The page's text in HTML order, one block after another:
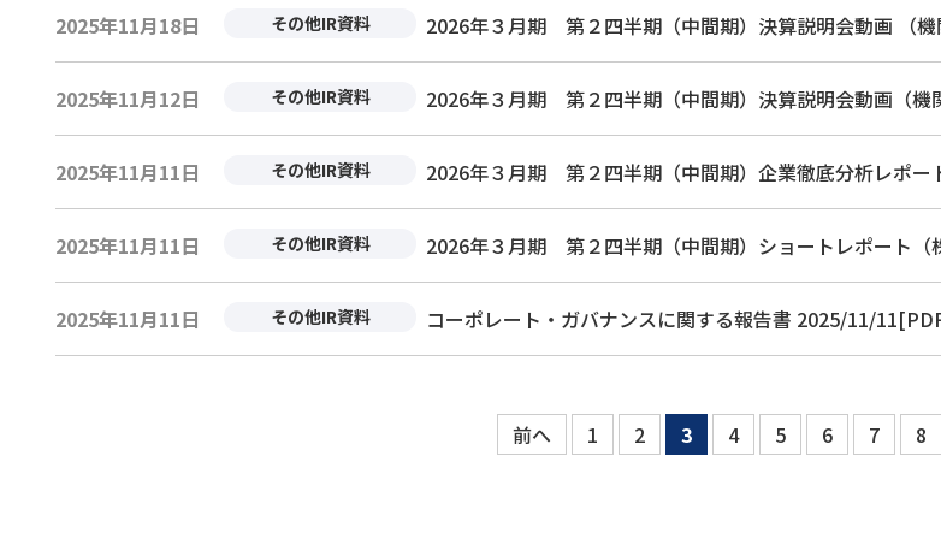
2025年11月18日 その他IR資料 2026年３月期 第２四半期（中間期）決算説明会動画 （
2025年11月12日 その他IR資料 2026年３月期 第２四半期（中間期）決算説明会動画（機
2025年11月11日 その他IR資料 2026年３月期 第２四半期（中間期）企業徹底分析レポ
2025年11月11日 その他IR資料 2026年３月期 第２四半期（中間期）ショートレポート
2025年11月11日 その他IR資料 コーポレート・ガバナンスに関する報告書 2025/11/
前へ 1 2 3 4 5 6 7 8